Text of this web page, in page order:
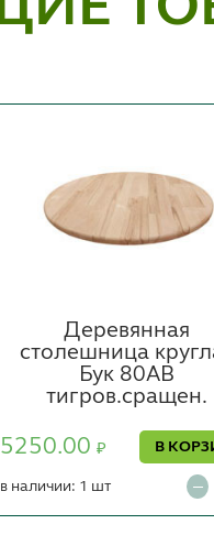
Деревянная
столешница
Бук 80АВ
тигров.сращен.
5250.00 ₽ В
в наличии: 1 шт